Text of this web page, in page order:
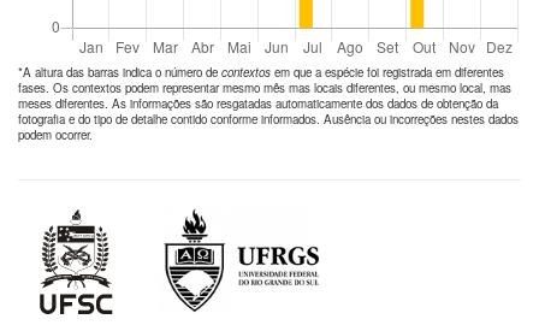
*A altura das barras indica o número de contextos em que a espécie foi registrada em diferentes
fases. Os contextos podem representar mesmo mês mas locais diferentes, ou mesmo local, mas
meses diferentes. As informações são resgatadas automaticamente dos dados de obtenção da
fotografia e do tipo de detalhe contido conforme informados. Ausência ou incorreções nestes dados
podem ocorrer.